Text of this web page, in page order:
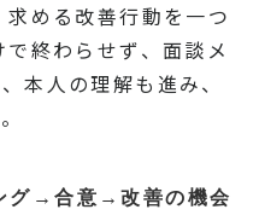
める改善行動を一つ
終わらせず、面談メ
本人の理解も進み、
グ→合意→改善の機会